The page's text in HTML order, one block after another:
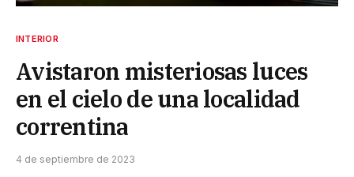
INTERIOR
Avistaron misteriosas luces
en el cielo de una localidad
correntina
4 de septiembre de 2023